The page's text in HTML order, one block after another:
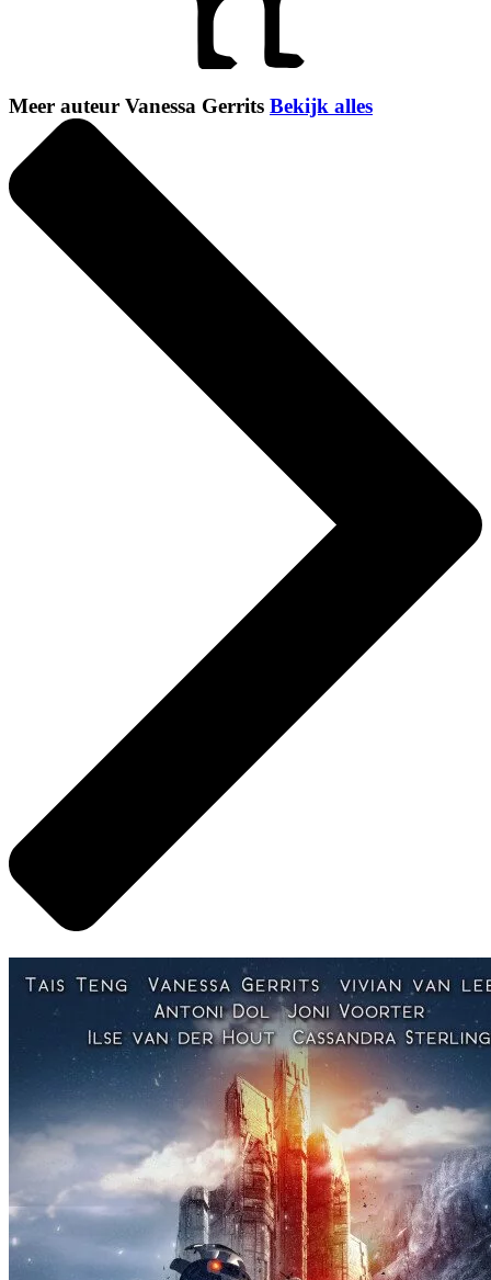
Meer auteur Vanessa Gerrits Bekijk alles